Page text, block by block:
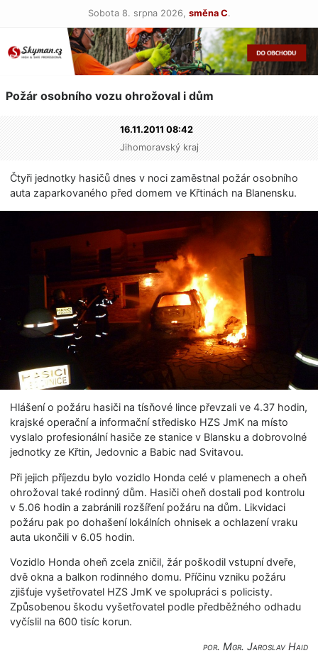
Sobota 8. srpna 2026, směna C.
Požár osobního vozu ohrožoval i dům
16.11.2011 08:42
Jihomoravský kraj
Čtyři jednotky hasičů dnes v noci zaměstnal požár osobního
auta zaparkovaného před domem ve Křtinách na Blanensku.
Hlášení o požáru hasiči na tísňové lince převzali ve 4.37 hodin,
krajské operační a informační středisko HZS JmK na místo
vyslalo profesionální hasiče ze stanice v Blansku a dobrovolné
jednotky ze Křtin, Jedovnic a Babic nad Svitavou.
Při jejich příjezdu bylo vozidlo Honda celé v plamenech a oheň
ohrožoval také rodinný dům. Hasiči oheň dostali pod kontrolu
v 5.06 hodin a zabránili rozšíření požáru na dům. Likvidaci
požáru pak po dohašení lokálních ohnisek a ochlazení vraku
auta ukončili v 6.05 hodin.
Vozidlo Honda oheň zcela zničil, žár poškodil vstupní dveře,
dvě okna a balkon rodinného domu. Příčinu vzniku požáru
zjišťuje vyšetřovatel HZS JmK ve spolupráci s policisty.
Způsobenou škodu vyšetřovatel podle předběžného odhadu
vyčíslil na 600 tisíc korun.
por. Mgr. Jaroslav Haid